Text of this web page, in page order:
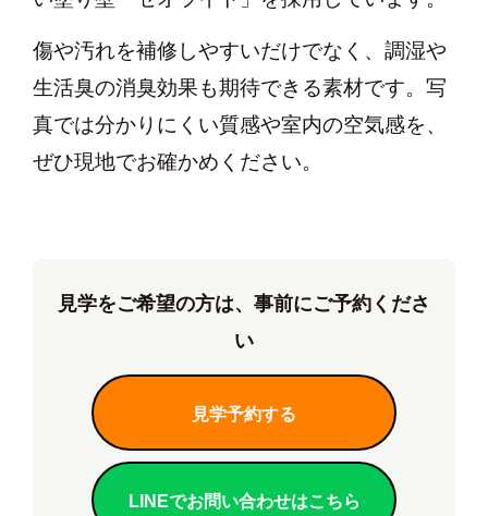
傷や汚れを補修しやすいだけでなく、調湿や
生活臭の消臭効果も期待できる素材です。写
真では分かりにくい質感や室内の空気感を、
ぜひ現地でお確かめください。
見学をご希望の方は、事前にご予約くださ
い
見学予約する
LINEでお問い合わせはこちら